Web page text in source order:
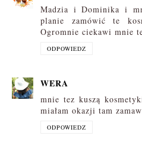
Madzia i Dominika i
planie zamówić te
Ogromnie ciekawi mnie
ODPOWIEDZ
WERA
mnie tez kuszą
miałam okazji tam
ODPOWIEDZ